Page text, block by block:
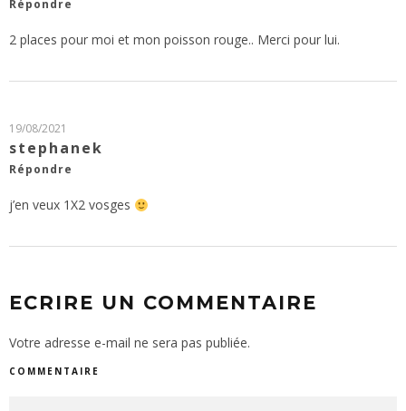
Répondre
2 places pour moi et mon poisson rouge.. Merci pour lui.
19/08/2021
stephanek
Répondre
j’en veux 1X2 vosges
ECRIRE UN COMMENTAIRE
Votre adresse e-mail ne sera pas publiée.
COMMENTAIRE